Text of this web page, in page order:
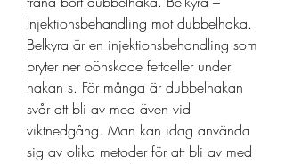
Injektionsbehandling mot dubbelhaka.
Belkyra är en injektionsbehandling som
bryter ner oönskade fettceller under
hakan s. För många är dubbelhakan
svår att bli av med även vid
viktnedgång. Man kan idag använda
sig av olika metoder för att bli av med